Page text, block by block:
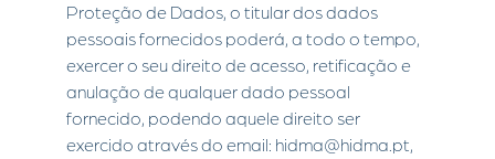
Proteção de Dados, o titular dos dados
pessoais fornecidos poderá, a todo o tempo,
exercer o seu direito de acesso, retificação e
anulação de qualquer dado pessoal
fornecido, podendo aquele direito ser
exercido através do email: hidma@hidma.pt,